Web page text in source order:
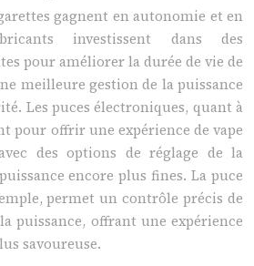
gagnent en autonomie et en
investissent dans des
pour améliorer la durée de vie de
meilleure gestion de la puissance
Les puces électroniques, quant à
pour offrir une expérience de vape
des options de réglage de la
encore plus fines. La puce
permet un contrôle précis de
puissance, offrant une expérience
savoureuse.